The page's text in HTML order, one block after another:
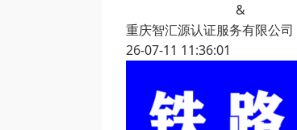
&
重庆智汇源认证服务有限公司
26-07-11 11:36:01